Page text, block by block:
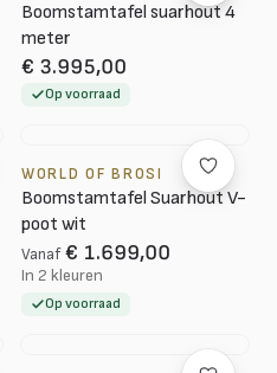
Boomstamtafel suarhout 4
meter
€ 3.995,00
Op voorraad
WORLD OF BROSI
Boomstamtafel Suarhout V-
poot wit
Vanaf € 1.699,00
In 2 kleuren
Op voorraad